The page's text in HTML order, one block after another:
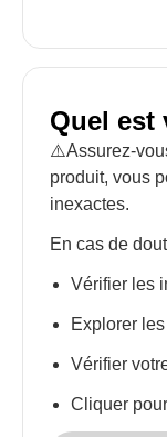
Quel est
⚠️Assurez-
produit, vous
inexactes.
En cas de
Vérifier les
Explorer
Vérifier
Cliquer